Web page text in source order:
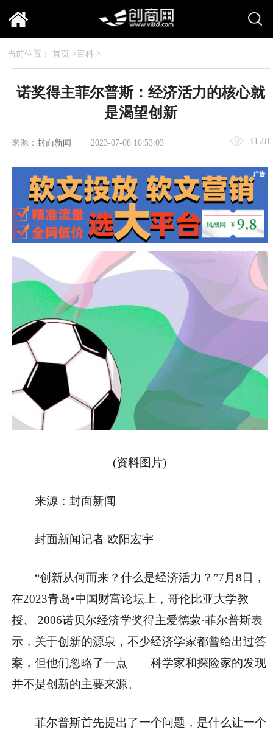
当前位置： 首页 >百科 >
诺奖得主菲尔普斯：经济活力的核心就
是渴望创新
来源： 封面新闻 2023-07-08 16:53:03 3128
(资料图片)
来源：封面新闻
封面新闻记者 欧阳宏宇
“创新从何而来？什么是经济活力？”7月8日，
在2023青岛•中国财富论坛上，哥伦比亚大学教
授、 2006诺贝尔经济学奖得主爱德蒙·菲尔普斯表
示，关于创新的源泉，不少经济学家都曾给出过答
案，但他们忽略了一点——科学家和探险家的发现
并不是创新的主要来源。
菲尔普斯首先提出了一个问题，是什么让一个